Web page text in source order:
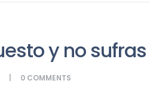
y no
0 COMMENTS